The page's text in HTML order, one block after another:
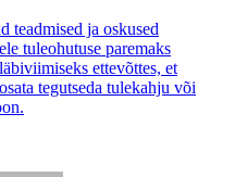
teadmised ja oskused
tuleohutuse paremaks
ettevõttes, et
tegutseda tulekahju või